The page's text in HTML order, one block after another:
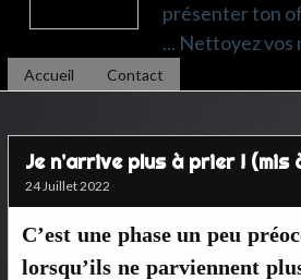
présenter ton
... Nettoyez vos
Accueil Contact
Je n’arrive plus à prier ! (mis
24 Juillet 2022
C’est une phase un peu
lorsqu’ils ne parviennent